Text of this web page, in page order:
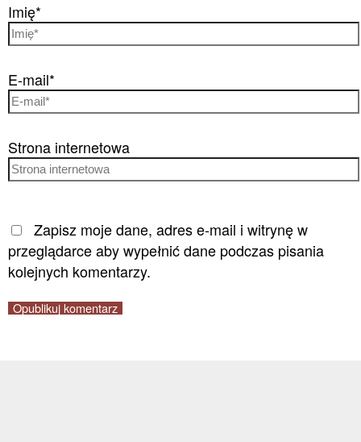
Imię*
E-mail*
Strona internetowa
Zapisz moje dane, adres e-mail i witrynę w
przeglądarce aby wypełnić dane podczas pisania
kolejnych komentarzy.